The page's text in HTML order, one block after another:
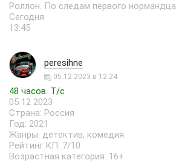
Роллон. По следам первого нормандца
Сегодня
13:45
peresihne
05.12.2023 в 12:24
48 часов. Т/с
05 12 2023
Страна: Россия
Год: 2021
Жанры: детектив, комедия
Рейтинг КП: 7/10
Возрастная категория: 16+